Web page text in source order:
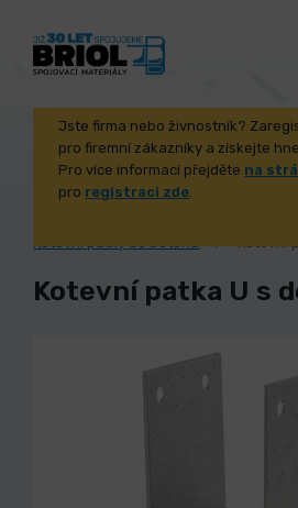
Jste firma nebo živnostník?
pro firemní zákazníky a získejte
Pro více informací přejděte na
pro registraci zde.
Kotevní patky do betonu
Kotevní
Kotevní patka U s